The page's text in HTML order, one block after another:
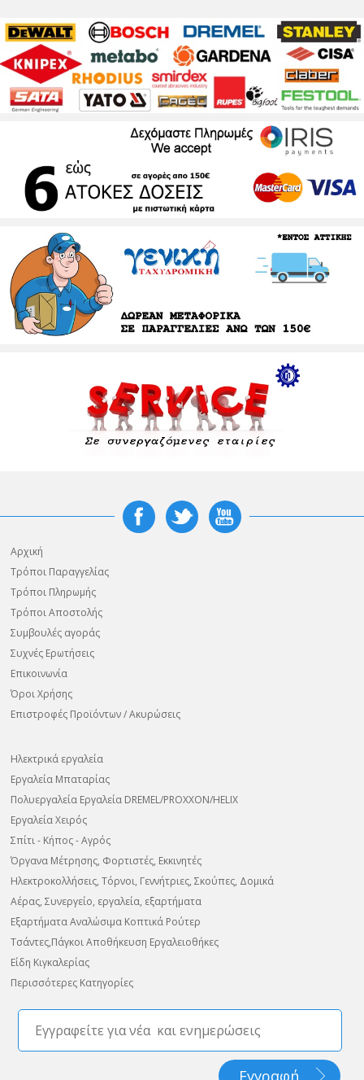
Αρχική
Τρόποι Παραγγελίας
Τρόποι Πληρωμής
Τρόποι Αποστολής
Συμβουλές αγοράς
Συχνές Ερωτήσεις
Επικοινωνία
Όροι Χρήσης
Επιστροφές Προϊόντων / Ακυρώσεις
Ηλεκτρικά εργαλεία
Εργαλεία Μπαταρίας
Πολυεργαλεία Εργαλεία DREMEL/PROXXON/HELIX
Εργαλεία Χειρός
Σπίτι - Κήπος - Αγρός
Όργανα Μέτρησης, Φορτιστές, Εκκινητές
Ηλεκτροκολλήσεις, Τόρνοι, Γεννήτριες, Σκούπες, Δομικά
Αέρας, Συνεργείο, εργαλεία, εξαρτήματα
Εξαρτήματα Αναλώσιμα Κοπτικά Ρούτερ
Τσάντες,Πάγκοι Αποθήκευση Εργαλειοθήκες
Είδη Κιγκαλερίας
Περισσότερες Κατηγορίες